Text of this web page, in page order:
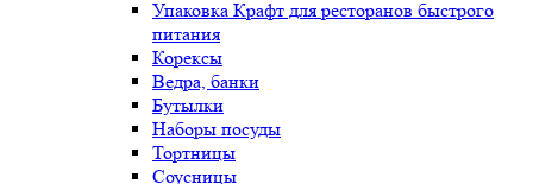
Упаковка Крафт для ресторанов быстрого
питания
Корексы
Ведра, банки
Бутылки
Наборы посуды
Тортницы
Соусницы